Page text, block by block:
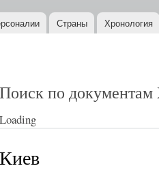
Страны Хронология
Поиск по документам
Loading
Киев